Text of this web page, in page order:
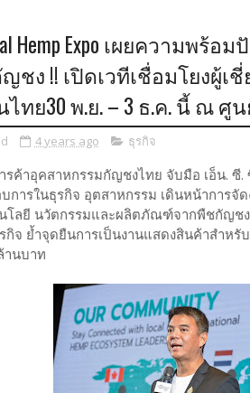
Hemp Expo เผยความพ
ชง !! เปิดเวทีเชื่อมโยงผู้
ไทย30 พ.ย. – 3 ธ.ค. นี้ ณ
4 years ago ธุรกิจ
รค้าอุคสาหกรรมกัญชงไทย จับมือ เอ็น. ซี
ารในธุรกิจ อุตสาหกรรม เดินหน้าการจั
โลยี นวัตกรรมและผลิตภัณฑ์จากพืชกัญช
กิจ ย้ำจุดยืนการเป็นงานแสดงสินค้าสำห
านบาท